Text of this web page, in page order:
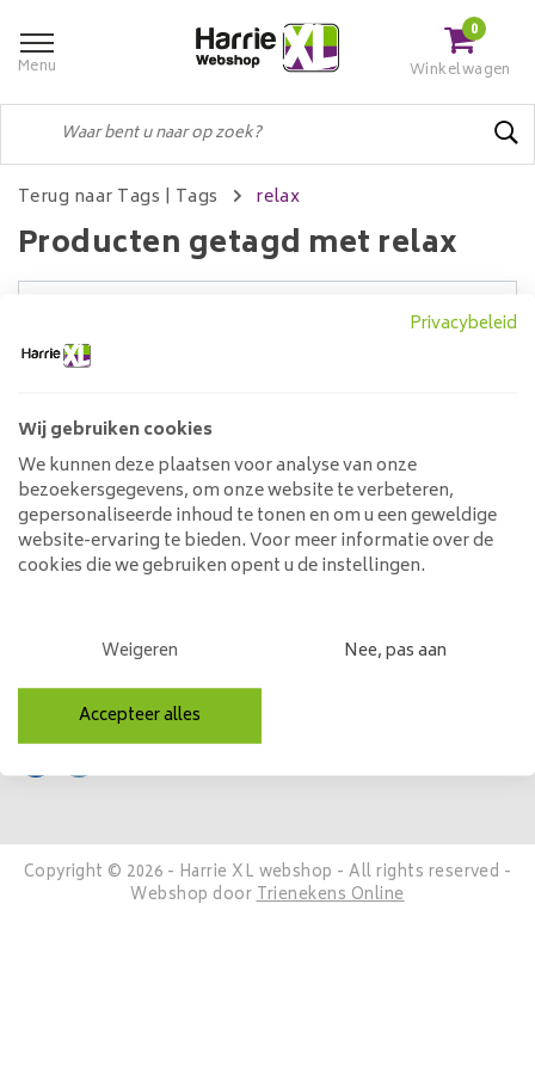
Menu
0
Winkelwagen
Terug naar Tags | Tags relax
Producten getagd met relax
Geen producten gevonden!...
Klantenservice
Mijn account
Contactgegevens
Volg ons
Copyright © 2026 - Harrie XL webshop - All rights reserved -
Webshop doorTrienekens Online
Privacybeleid
Wij gebruiken cookies
We kunnen deze plaatsen voor analyse van onze
bezoekersgegevens, om onze website te verbeteren,
gepersonaliseerde inhoud te tonen en om u een geweldige
website-ervaring te bieden. Voor meer informatie over de
cookies die we gebruiken opent u de instellingen.
Weigeren Nee, pas aan
Accepteer alles